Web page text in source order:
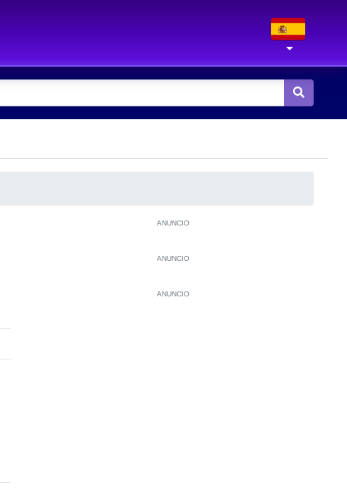
ANUNCIO
ANUNCIO
ANUNCIO